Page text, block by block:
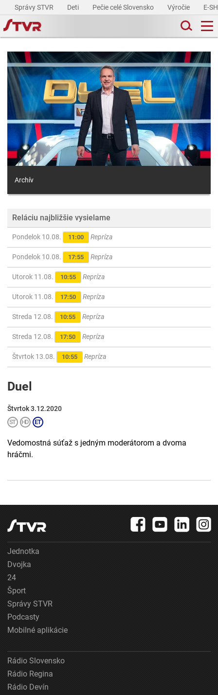
Správy STVR Deti Pečie celé Slovensko Výročie E-
Archív
Reláciu najbližšie vysielame
Pondelok 10.08. 11:00 Repríza
Pondelok 10.08. 17:55 Repríza
Utorok 11.08. 10:55 Repríza
Utorok 11.08. 17:50 Repríza
Streda 12.08. 10:55 Repríza
Streda 12.08. 17:50 Repríza
Štvrtok 13.08. 10:55 Repríza
Duel
Štvrtok 3.12.2020
Vedomostná súťaž s jedným moderátorom a dvoma
hráčmi.
Jednotka
Dvojka
24
Šport
Správy STVR
Podcasty
Mobilné aplikácie
Rádio Slovensko
Rádio Regina
Rádio Devín